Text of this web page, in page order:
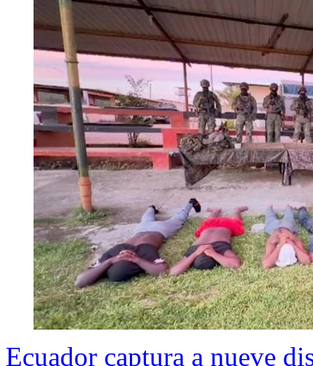
Ecuador captura a nueve